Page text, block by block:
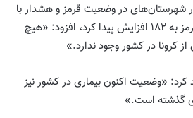
شهرستان‌های در وضعیت قرمز و هشدار با
اضافه شدن ۲۲ شهرستان قرمز به ۱۸۲ افزایش پیدا کرد، افزود: «هیچ
کرونا در کشور وجود ندارد.»
کرد: «وضعیت اکنون بیماری در کشور نیز
گذشته است.»